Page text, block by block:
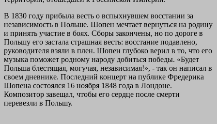
В 1830 году прибыла весть о вспыхнувшем восстании за
независимость в Польше. Шопен мечтает вернуться на родину
и принять участие в боях. Сборы закончены, но по дороге в
Польшу его застала страшная весть: восстание подавлено,
руководителя взяли в плен. Шопен глубоко верил в то, что его
музыка поможет родному народу добиться победы. «Будет
Польша блестящая, могучая, независимая!», - так он написал в
своем дневнике. Последний концерт на публике Фредерика
Шопена состоялся 16 ноября 1848 года в Лондоне.
Композитор завещал, чтобы его сердце после смерти
перевезли в Польшу.